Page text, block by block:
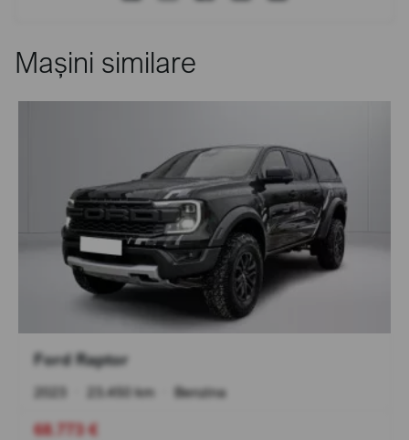
Mașini similare
Ford Raptor
2023 23.450 km Benzina
68.773 €